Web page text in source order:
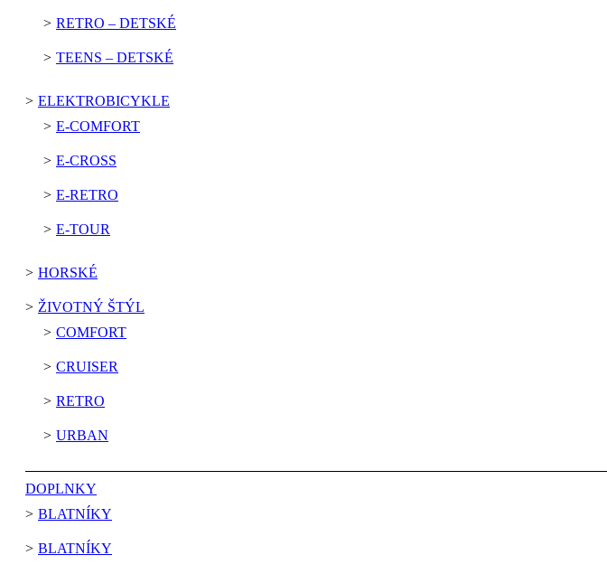
RETRO – DETSKÉ
TEENS – DETSKÉ
ELEKTROBICYKLE
E-COMFORT
E-CROSS
E-RETRO
E-TOUR
HORSKÉ
ŽIVOTNÝ ŠTÝL
COMFORT
CRUISER
RETRO
URBAN
DOPLNKY
BLATNÍKY
BLATNÍKY